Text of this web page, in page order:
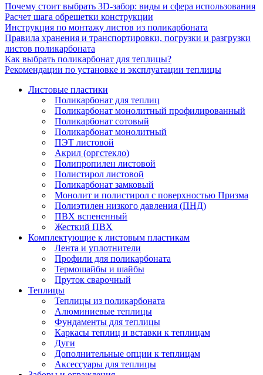
Почему стоит выбрать 3D-забор: виды и сфера использования
Расчет шага обрешетки конструкции
Инструкция по монтажу листов из поликарбоната
Правила хранения и транспортировки, погрузки и разгрузки
листов поликарбоната
Как выбрать поликарбонат для теплицы?
Рекомендации по установке и эксплуатации теплицы
Листовые пластики
Поликарбонат для теплиц
Поликарбонат монолитный профилированный
Поликарбонат сотовый
Поликарбонат монолитный
ПЭТ листовой
Акрил (оргстекло)
Полипропилен листовой
Полистирол листовой
Поликарбонат замковый
Монолит и полистирол с поверхностью Призма
Полиэтилен низкого давления (ПНД)
ПВХ вспененный
Жесткий ПВХ
Комплектующие к листовым пластикам
Лента и уплотнители
Профили для поликарбоната
Термошайбы и шайбы
Пруток сварочный
Теплицы
Теплицы из поликарбоната
Алюминиевые теплицы
Фундаменты для теплицы
Каркасы теплиц и вставки к теплицам
Дуги
Дополнительные опции к теплицам
Аксессуары для теплицы